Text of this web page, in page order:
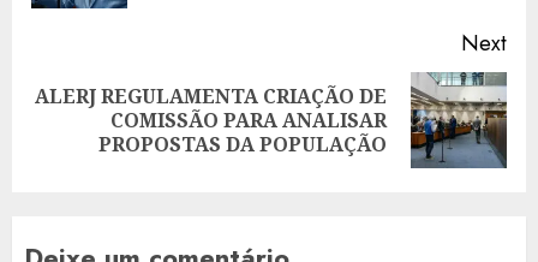
Next
Next
ALERJ REGULAMENTA CRIAÇÃO DE
COMISSÃO PARA ANALISAR
PROPOSTAS DA POPULAÇÃO